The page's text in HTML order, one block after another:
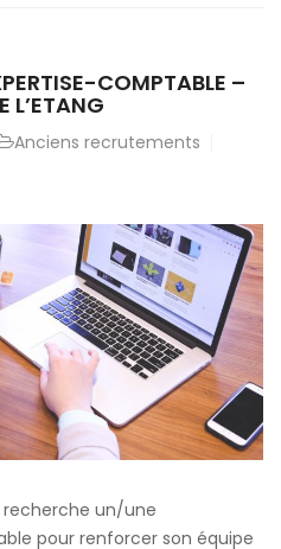
COMPTABLE –
L’ETANG
Anciens recrutements
recherche un/une
pour renforcer son équipe